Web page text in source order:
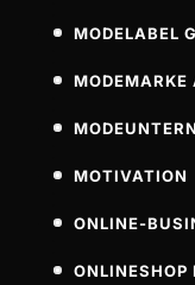
MODELABEL
MODEMARKE
MOTIVATION
ONLINE-
ONLINESHOP